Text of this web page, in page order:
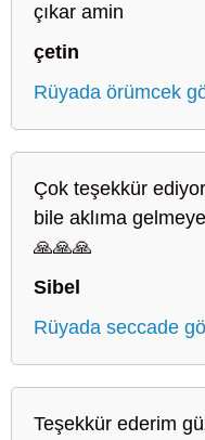
çıkar amin
çetin
Rüyada örümcek
Çok teşekkür
bile aklıma
🙏🙏🙏
Sibel
Rüyada seccade
Teşekkür ederim